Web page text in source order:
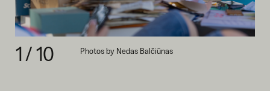
1/10 Photos by Nedas Balčiūnas